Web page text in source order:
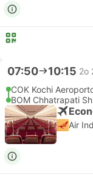
07:50 10:15 2o
COK Kochi
BOM Chhatrapati
Air